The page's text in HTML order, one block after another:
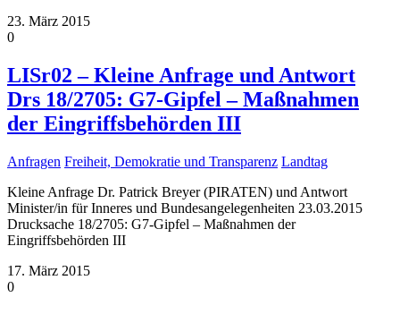
23. März 2015
0
LISr02 – Kleine Anfrage und Antwort
Drs 18/2705: G7-Gipfel – Maßnahmen
der Eingriffsbehörden III
Anfragen Freiheit, Demokratie und Transparenz Landtag
Kleine Anfrage Dr. Patrick Breyer (PIRATEN) und Antwort
Minister/in für Inneres und Bundesangelegenheiten 23.03.2015
Drucksache 18/2705: G7-Gipfel – Maßnahmen der
Eingriffsbehörden III
17. März 2015
0